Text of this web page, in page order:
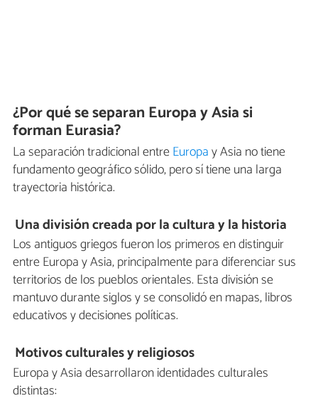
¿Por qué se separan Europa y Asia si
forman Eurasia?
La separación tradicional entreEuropay Asia no tiene
fundamento geográfico sólido, pero sí tiene una larga
trayectoria histórica.
Una división creada por la cultura y la historia
Los antiguos griegos fueron los primeros en distinguir
entre Europa y Asia, principalmente para diferenciar sus
territorios de los pueblos orientales. Esta división se
mantuvo durante siglos y se consolidó en mapas, libros
educativos y decisiones políticas.
Motivos culturales y religiosos
Europa y Asia desarrollaron identidades culturales
distintas: